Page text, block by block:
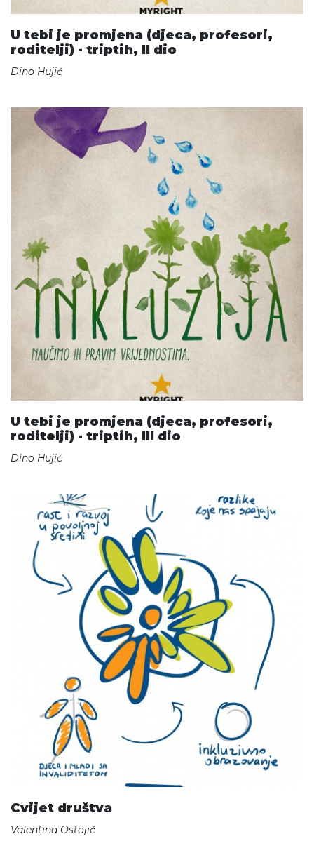
U tebi je promjena (djeca, profesori,
roditelji) - triptih, II dio
Dino Hujić
U tebi je promjena (djeca, profesori,
roditelji) - triptih, III dio
Dino Hujić
Cvijet društva
Valentina Ostojić